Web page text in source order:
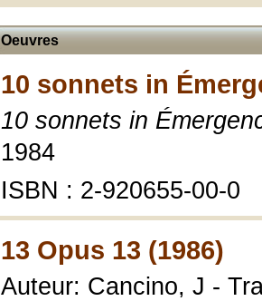
Oeuvres
10 sonnets in
10 sonnets in
1984
ISBN : 2-920655-00-0
13 Opus 13 (1986)
Auteur: Cancino, J -